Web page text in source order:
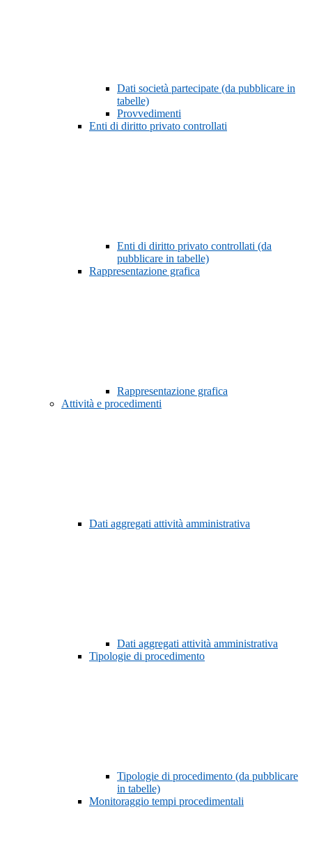
Dati società partecipate (da pubblicare in
tabelle)
Provvedimenti
Enti di diritto privato controllati
Enti di diritto privato controllati (da
pubblicare in tabelle)
Rappresentazione grafica
Rappresentazione grafica
Attività e procedimenti
Dati aggregati attività amministrativa
Dati aggregati attività amministrativa
Tipologie di procedimento
Tipologie di procedimento (da pubblicare
in tabelle)
Monitoraggio tempi procedimentali